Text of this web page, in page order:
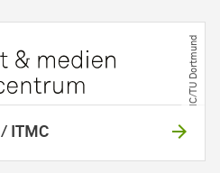
© ITMC​/​TU Dortmund
ITMC